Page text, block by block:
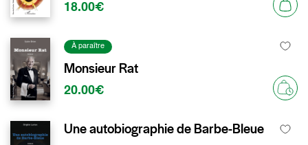
18.00€
À paraître
Monsieur Rat
20.00€
Une autobiographie de Barbe-Bleue